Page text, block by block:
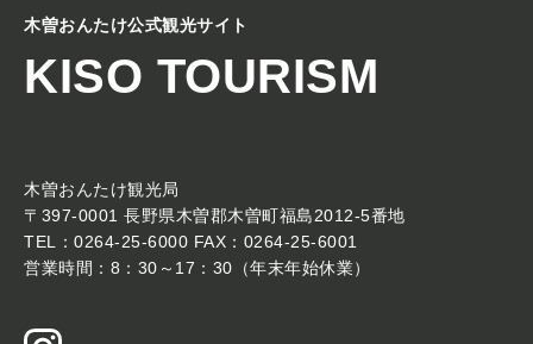
木曽おんたけ公式観光サイト
KISO TOURISM
木曽おんたけ観光局
〒397-0001 長野県木曽郡木曽町福島2012-5番地
TEL：0264-25-6000 FAX：0264-25-6001
営業時間：8：30～17：30（年末年始休業）